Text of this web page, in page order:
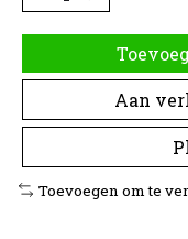
Aan
Toevoegen om te